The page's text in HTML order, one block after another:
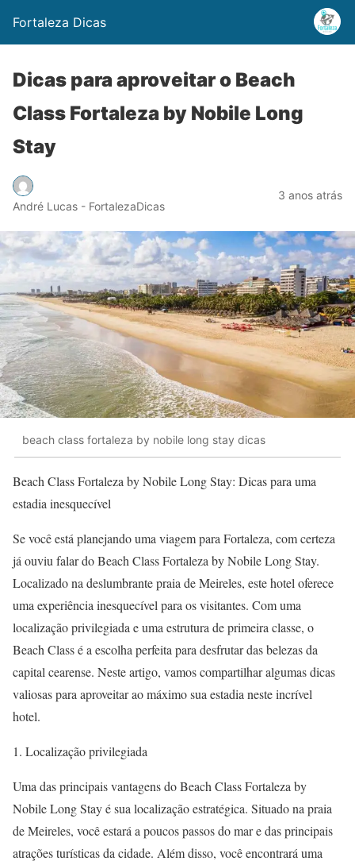
Fortaleza Dicas
Dicas para aproveitar o Beach
Class Fortaleza by Nobile Long
Stay
André Lucas - FortalezaDicas
3 anos atrás
beach class fortaleza by nobile long stay dicas
Beach Class Fortaleza by Nobile Long Stay: Dicas para uma
estadia inesquecível
Se você está planejando uma viagem para Fortaleza, com certeza
já ouviu falar do Beach Class Fortaleza by Nobile Long Stay.
Localizado na deslumbrante praia de Meireles, este hotel oferece
uma experiência inesquecível para os visitantes. Com uma
localização privilegiada e uma estrutura de primeira classe, o
Beach Class é a escolha perfeita para desfrutar das belezas da
capital cearense. Neste artigo, vamos compartilhar algumas dicas
valiosas para aproveitar ao máximo sua estadia neste incrível
hotel.
1. Localização privilegiada
Uma das principais vantagens do Beach Class Fortaleza by
Nobile Long Stay é sua localização estratégica. Situado na praia
de Meireles, você estará a poucos passos do mar e das principais
atrações turísticas da cidade. Além disso, você encontrará uma